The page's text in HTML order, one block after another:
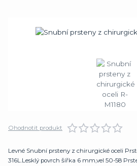
Ohodnotit produkt
Levné Snubní prsteny z chirurgické oceli
316L.Lesklý povrch šířka 6 mm,vel 50-58